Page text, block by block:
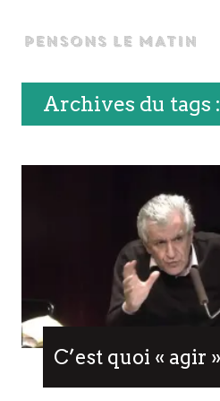
Archives du tags
C’est quoi « agir